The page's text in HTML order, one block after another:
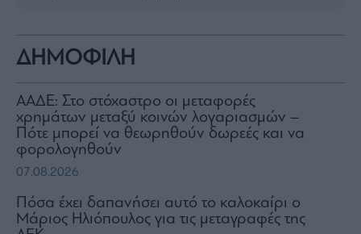
ΔΗΜΟΦΙΛΗ
ΑΑΔΕ: Στο στόχαστρο οι μεταφορές
χρημάτων μεταξύ κοινών λογαριασμών –
Πότε μπορεί να θεωρηθούν δωρεές και να
φορολογηθούν
07.08.2026
Πόσα έχει δαπανήσει αυτό το καλοκαίρι ο
Μάριος Ηλιόπουλος για τις μεταγραφές της